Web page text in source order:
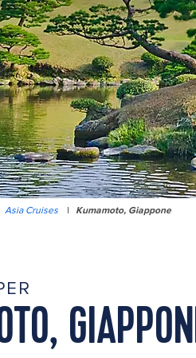
Asia Cruises | Kumamoto, Giappone